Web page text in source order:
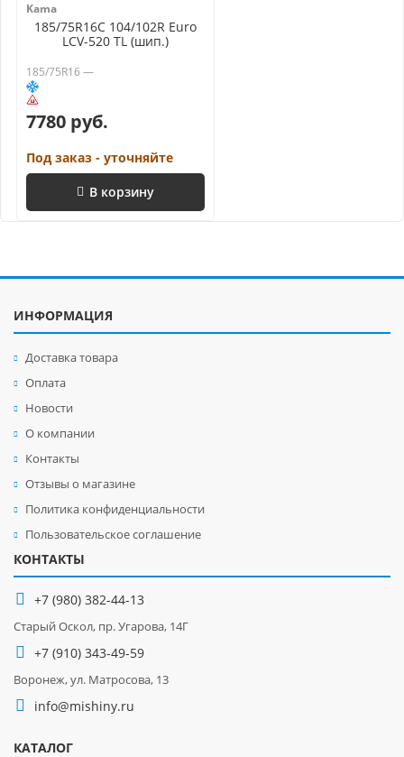
Kama
185/75R16C 104/102R Euro
LCV-520 TL (шип.)
185/75R16 —
7780 руб.
Под заказ - уточняйте
В корзину
ИНФОРМАЦИЯ
Доставка товара
Оплата
Новости
О компании
Контакты
Отзывы о магазине
Политика конфиденциальности
Пользовательское соглашение
КОНТАКТЫ
+7 (980) 382-44-13
Старый Оскол, пр. Угарова, 14Г
+7 (910) 343-49-59
Воронеж, ул. Матросова, 13
info@mishiny.ru
КАТАЛОГ